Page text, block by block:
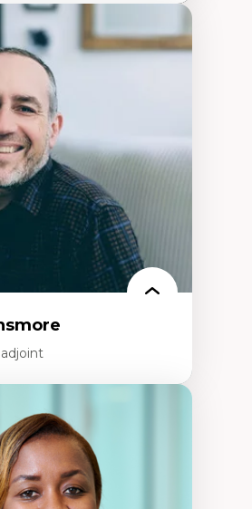
des nouvelles
et biotechnologies
et électronique
et culturelle des
numériques
et droits numériques
objets
relatives à l’intelligence
machine et les
et nouvelles technologies
des auditoires médiatiques
plateforme des auditoires
comportements numériques à
massives et l’IA